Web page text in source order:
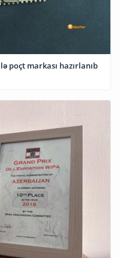
poçt markası hazırlanıb